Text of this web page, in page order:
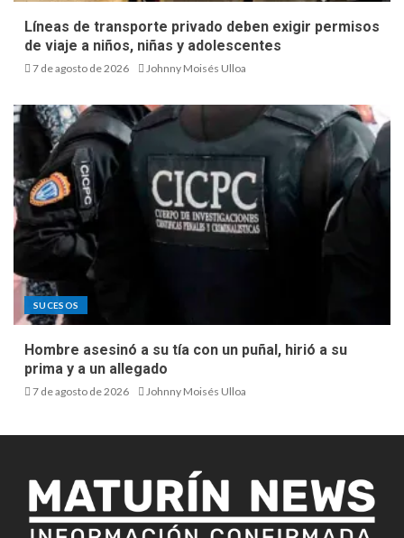
Líneas de transporte privado deben exigir permisos
de viaje a niños, niñas y adolescentes
7 de agosto de 2026 Johnny Moisés Ulloa
SUCESOS
Hombre asesinó a su tía con un puñal, hirió a su
prima y a un allegado
7 de agosto de 2026 Johnny Moisés Ulloa